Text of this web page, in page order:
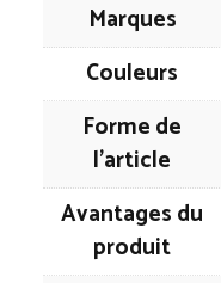
Marques
Couleurs
Forme de
l'article
Avantages du
produit